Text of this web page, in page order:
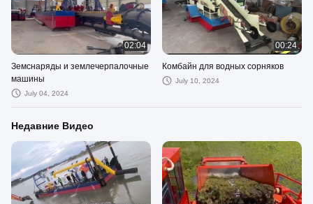
02:04
Земснаряды и землечерпалочные
машины
July 04, 2024
00:24
Комбайн для водных сорняков
July 10, 2024
Недавние Видео